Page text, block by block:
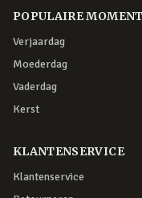
POPULAIRE
Verjaardag
Moederdag
Vaderdag
Kerst
KLANTENSERVICE
Klantenservice